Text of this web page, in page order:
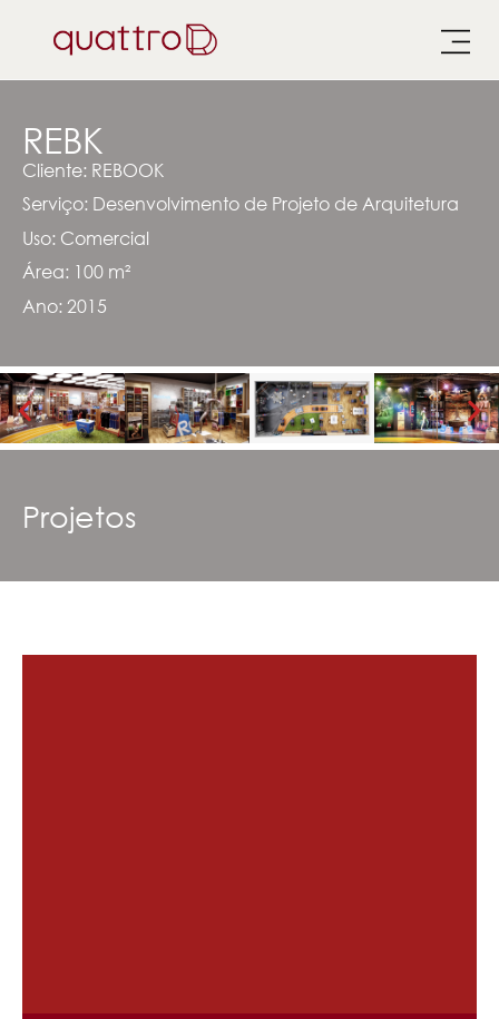
REBK
Cliente: REBOOK
Serviço: Desenvolvimento de Projeto de Arquitetura
Uso: Comercial
Área: 100 m²
Ano: 2015
Projetos